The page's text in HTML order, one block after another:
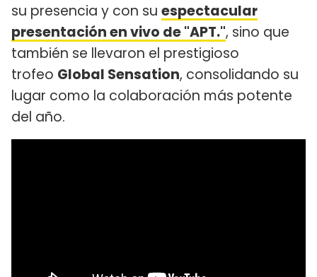
su presencia y con su espectacular
presentación en vivo de "APT.", sino que
también se llevaron el prestigioso
trofeo Global Sensation, consolidando su
lugar como la colaboración más potente
del año.